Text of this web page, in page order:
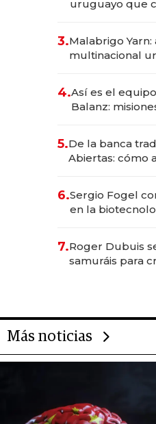
uruguayo que
anticipación y
3.Malabrigo Yarn:
multinacional
4.Así es el
Balanz:
5.De la banca
Abiertas: cómo
6.Sergio Fogel
en la
rol de la IA
7.Roger Dubuis
samuráis para
Más noticias